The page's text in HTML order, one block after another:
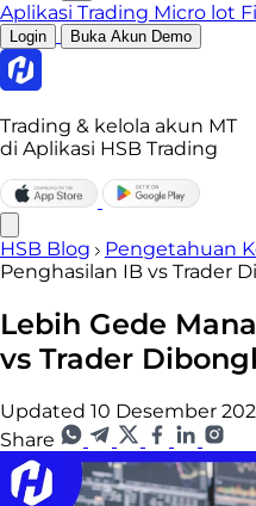
Aplikasi Trading Micro lot
Login Buka Akun Demo
Trading & kelola akun MT
di Aplikasi HSB Trading
HSB Blog Pengetahuan
Penghasilan IB vs Trader
Lebih Gede
vs Trader
Updated 10 Desember
Share